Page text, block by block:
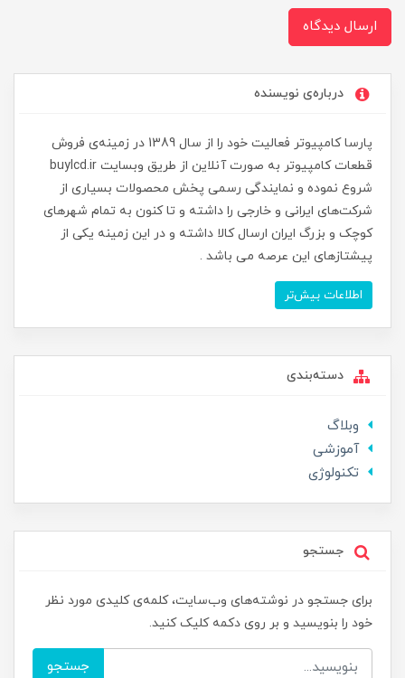
ارسال دیدگاه
درباره‌ی نویسنده
پارسا کامپیوتر فعالیت خود را از سال 1389 در زمینه‌ی فروش
قطعات کامپیوتر به صورت آنلاین از طریق وبسایت buylcd.ir
شروع نموده و نمایندگی رسمی پخش محصولات بسیاری از
شرکت‌های ایرانی و خارجی را داشته و تا کنون به تمام شهرهای
کوچک و بزرگ ایران ارسال کالا داشته و در این زمینه یکی از
پیشتازهای این عرصه می باشد .
اطلاعات بیش‌تر
دسته‌بندی
وبلاگ
آموزشی
تکنولوژی
جستجو
برای جستجو در نوشته‌های وب‌سایت، کلمه‌ی کلیدی مورد نظر
خود را بنویسید و بر روی دکمه کلیک کنید.
جستجو